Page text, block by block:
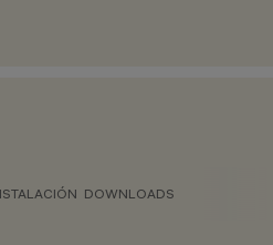
DOWNLOADS